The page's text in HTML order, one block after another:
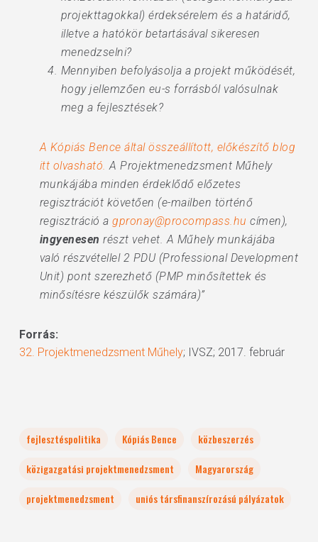
projekttagokkal) érdeksérelem és a határidő,
illetve a hatókör betartásával sikeresen
menedzselni?
Mennyiben befolyásolja a projekt működését,
hogy jellemzően eu-s forrásból valósulnak
meg a fejlesztések?
A Kópiás Bence által összeállított, előkészítő blog
itt olvasható. A Projektmenedzsment Műhely
munkájába minden érdeklődő előzetes
regisztrációt követően (e-mailben történő
regisztráció agpronay@procompass.hu címen),
ingyenesenrészt vehet. A Műhely munkájába
való részvétellel 2 PDU (Professional Development
Unit) pont szerezhető (PMP minősítettek és
minősítésre készülők számára)”
Forrás:
32. Projektmenedzsment Műhely; IVSZ; 2017. február
fejlesztéspolitika Kópiás Bence
közbeszerzés
közigazgatási projektmenedzsment
Magyarország
projektmenedzsment
uniós társfinanszírozású pályázatok